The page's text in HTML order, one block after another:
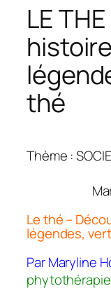
LE
thé
Mardi 8
Le thé –
légendes,
Par Maryline